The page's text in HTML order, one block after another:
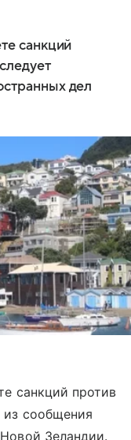
санкций
дел
санкций против
из сообщения
Зеландии.